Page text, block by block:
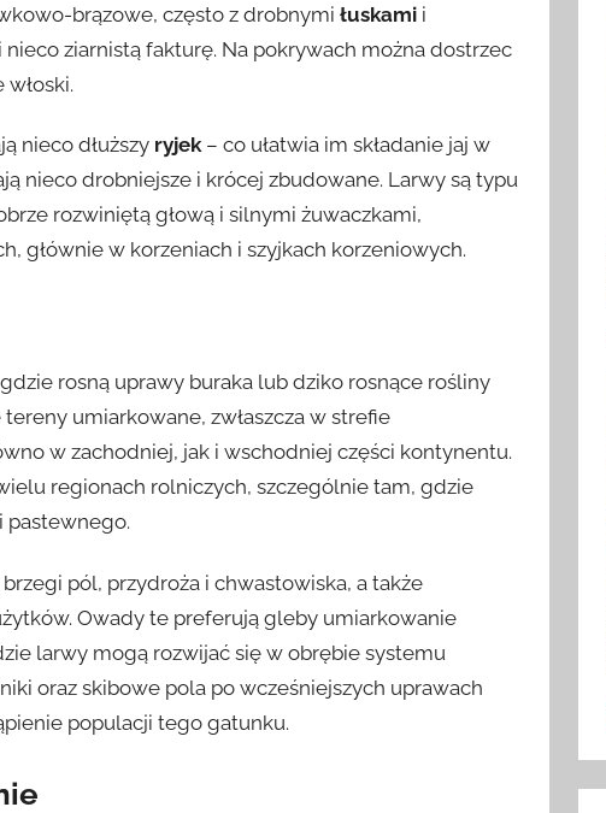
brązowe, często z drobnymi łuskami i
ziarnistą fakturę. Na pokrywach można dostrzec
nieco dłuższy ryjek – co ułatwia im składanie jaj w
nieco drobniejsze i krócej zbudowane. Larwy są typu
rozwiniętą głową i silnymi żuwaczkami,
głównie w korzeniach i szyjkach korzeniowych.
rosną uprawy buraka lub dziko rosnące rośliny
umiarkowane, zwłaszcza w strefie
w zachodniej, jak i wschodniej części kontynentu.
regionach rolniczych, szczególnie tam, gdzie
pastewnego.
pól, przydroża i chwastowiska, a także
Owady te preferują gleby umiarkowanie
larwy mogą rozwijać się w obrębie systemu
oraz skibowe pola po wcześniejszych uprawach
populacji tego gatunku.